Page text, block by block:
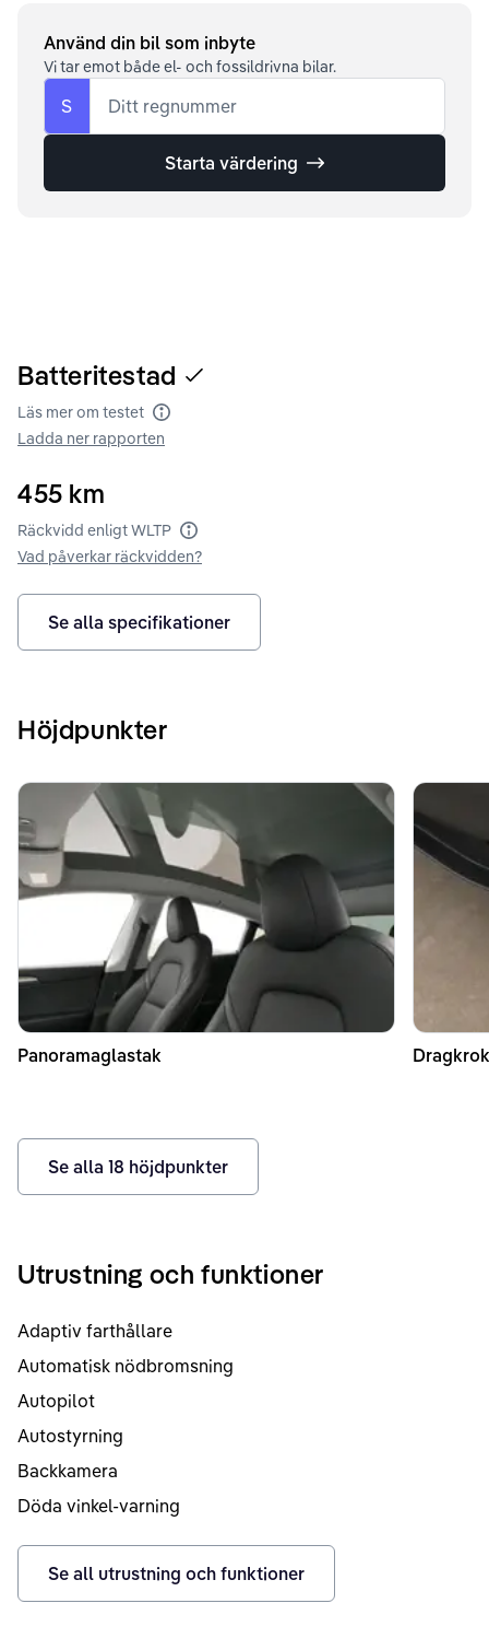
Använd din bil som inbyte
Vi tar emot både el- och fossildrivna bilar.
S Ditt regnummer
Starta värdering
Batteritestad
Läs mer om testet Batteritest
Ladda ner rapporten
455 km
Räckvidd enligt WLTP Räckvidd enligt WLTP
Vad påverkar räckvidden?
Se alla specifikationer
Höjdpunkter
Panoramaglastak
Se alla 18 höjdpunkter
Utrustning och funktioner
Adaptiv farthållare
Automatisk nödbromsning
Autopilot
Autostyrning
Backkamera
Döda vinkel-varning
Se all utrustning och funktioner